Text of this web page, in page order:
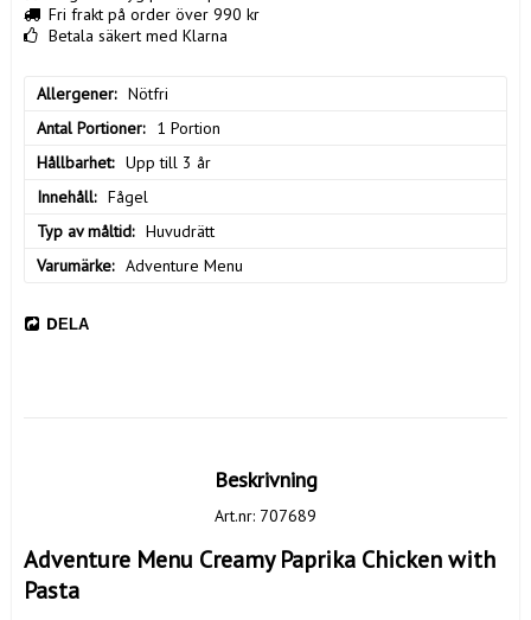
Fri frakt på order över 990 kr
Betala säkert med Klarna
Allergener
Nötfri
Antal Portioner
1 Portion
Hållbarhet
Upp till 3 år
Innehåll
Fågel
Typ av måltid
Huvudrätt
Varumärke
Adventure Menu
DELA
Beskrivning
Art.nr: 707689
Adventure Menu Creamy Paprika Chicken with
Pasta